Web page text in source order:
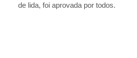
de lida, foi aprovada por todos.